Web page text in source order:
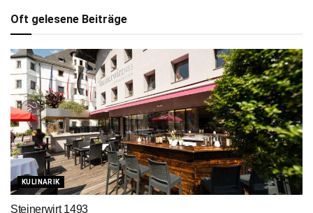
Oft gelesene Beiträge
KULINARIK
Steinerwirt 1493